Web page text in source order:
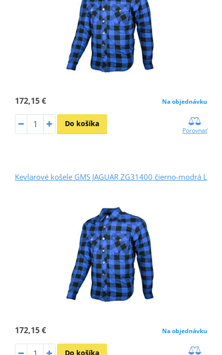
172,15 € Na objednávku
Do košíka
Porovnať
Kevlarové košele GMS JAGUAR ZG31400 čierno-modrá L
172,15 € Na objednávku
Do košíka